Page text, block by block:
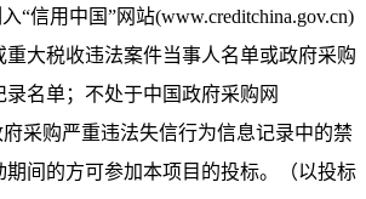
“信用中国”网站(www.creditchina.gov.cn)
大税收违法案件当事人名单或政府采购
名单；不处于中国政府采购网
府采购严重违法失信行为信息记录中的禁
期间的方可参加本项目的投标。（以投标